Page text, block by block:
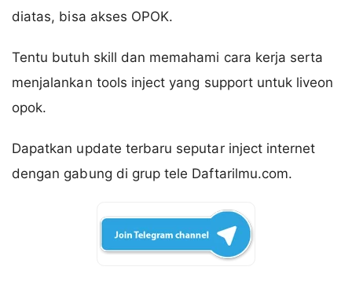
diatas, bisa akses OPOK.
Tentu butuh skill dan memahami cara kerja serta
menjalankan tools inject yang support untuk liveon
opok.
Dapatkan update terbaru seputar inject internet
dengan gabung di grup tele Daftarilmu.com.